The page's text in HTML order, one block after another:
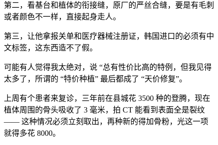
第二，看基台和植体的衔接缝，原厂的严丝合缝，要是有毛刺
或者颜色不一样，直接起身走人。
第三，让他拿报关单和医疗器械注册证，韩国进口的必须有中
文标签，这东西造不了假。
可能有人觉得我太绝对，说 “总有性价比高的特例，但我见得
太多了，所谓的 “特价种植” 最后都成了 “天价修复”。
上周有个患者来复诊，三年前在县城花 3500 种的登腾，现在
植体周围的骨头吸收了 3 毫米，拍 CT 能看到表面全是裂纹
—— 这种情况必须立刻取出，再种新的得加骨粉，光这一项
就得多花 8000。